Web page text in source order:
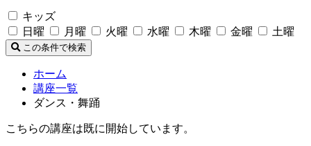
キッズ
日曜
月曜 火曜 水曜 木曜 金曜 土曜
この条件で検索
ホーム
講座一覧
ダンス・舞踊
こちらの講座は既に開始しています。